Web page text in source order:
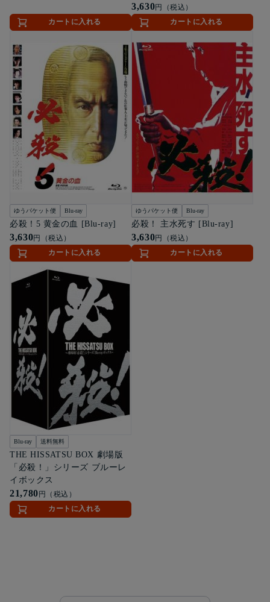
カートに入れる
3,630円（税込）
カートに入れる
ゆうパケット便 Blu-ray
必殺！5 黄金の血 [Blu-ray]
3,630円（税込）
カートに入れる
ゆうパケット便 Blu-ray
必殺！ 主水死す [Blu-ray]
3,630円（税込）
カートに入れる
Blu-ray 送料無料
THE HISSATSU BOX 劇場版
「必殺！」シリーズ ブルーレ
イボックス
21,780円（税込）
カートに入れる